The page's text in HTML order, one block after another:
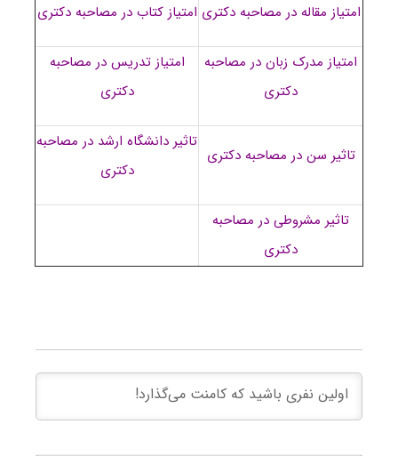
امتیاز مقاله در مصاحبه دکتری امتیاز کتاب در مصاحبه دکتری
امتیاز مدرک زبان در مصاحبه
دکتری
امتیاز تدریس در مصاحبه
دکتری
تاثیر سن در مصاحبه دکتری
تاثیر دانشگاه ارشد در مصاحبه
دکتری
تاثیر مشروطی در مصاحبه
دکتری